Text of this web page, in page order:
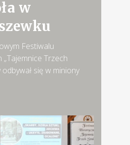
w
Festiwalu
„Tajemnice Trzech
odbywał się w miniony